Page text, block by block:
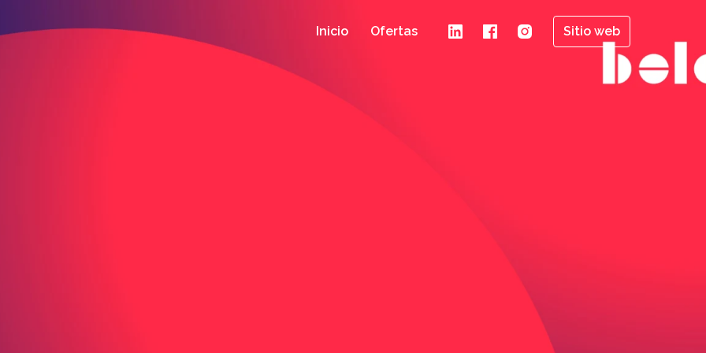
Inicio Ofertas Sitio web